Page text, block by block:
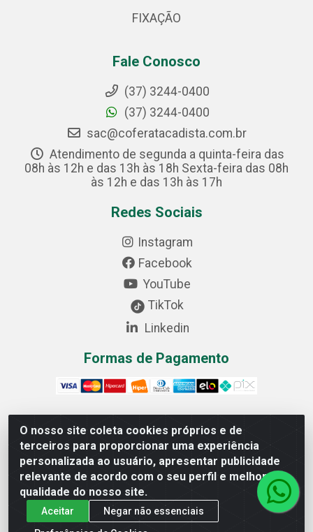
O nosso site coleta cookies próprios e de
terceiros para proporcionar uma experiência
personalizada ao usuário, apresentar publicidade
relevante de acordo com o seu perfil e melhorar a
qualidade do nosso site.
Aceitar
Negar não essenciais
FIXAÇÃO
Fale Conosco
(37) 3244-0400
(37) 3244-0400
sac@coferatacadista.com.br
Atendimento de segunda a quinta-feira das
08h às 12h e das 13h às 18h Sexta-feira das 08h
às 12h e das 13h às 17h
Redes Sociais
Instagram
Facebook
YouTube
TikTok
Linkedin
Formas de Pagamento
Cofer Importadora e Distribuidora LTDA - Avenida
Progresso, 1829, Letra D - Centro Industrial, Carmo do
Cajuru/MG - CEP: 35.557-000 - 03.064.064/0001-44